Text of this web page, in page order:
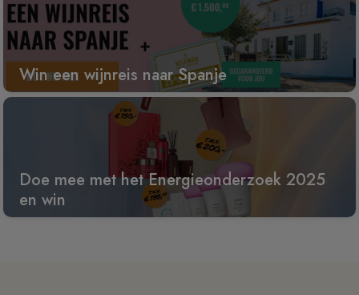
Win een wijnreis naar Spanje
Doe mee met het Energieonderzoek 2025
en win